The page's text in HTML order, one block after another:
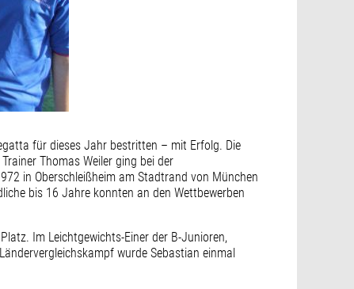
für dieses Jahr bestritten – mit Erfolg. Die
Thomas Weiler ging bei der
in Oberschleißheim am Stadtrand von München
bis 16 Jahre konnten an den Wettbewerben
Im Leichtgewichts-Einer der B-Junioren,
wurde Sebastian einmal